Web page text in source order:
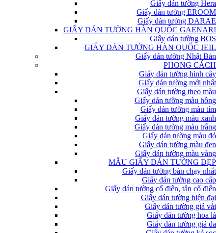
Giấy dán tường Hera
Giấy dán tường EROOM
Giấy dán tường DARAE
GIẤY DÁN TƯỜNG HÀN QUỐC GAENARI
Giấy dán tường BOS
GIẤY DÁN TƯỜNG HÀN QUỐC JEIL
Giấy dán tường Nhật Bản
PHONG CÁCH
Giấy dán tường hình cây
Giấy dán tường mới nhất
Giấy dán tường theo màu
Giấy dán tường màu hồng
Giấy dán tường màu tím
Giấy dán tường màu xanh
Giấy dán tường màu trắng
Giấy dán tường màu đỏ
Giấy dán tường màu đen
Giấy dán tường màu vàng
MẪU GIẤY DÁN TƯỜNG ĐẸP
Giấy dán tường bán chạy nhất
Giấy dán tường cao cấp
Giấy dán tường cổ điển, tân cổ điển
Giấy dán tường hiện đại
Giấy dán tường giả vải
Giấy dán tường hoa lá
Giấy dán tường giả da